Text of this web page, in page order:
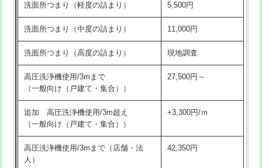
モルタル補修（厚さ10㎝超え） 38,500円
洗面台設置 38,500円
バスタブ設置 現場見積
追加人工 16,500円
廃棄・処分
※給水管工事は20mmまでの価格です。
持込商品取付（混合水栓） 16,500円
持込商品取付（浄水器・分岐水栓） 16,500円
給水管工事※（ホール加工) 16,500円
給水管工事※（バンド止め)
給水管工事※（支持金具設置) 5,500円
給水管工事※（保温材使用（バンド止
め込み）)
5,500円
洗面所つまり（軽度の詰まり） 5,500円
洗面所つまり（中度の詰まり） 11,000円
洗面所つまり（高度の詰まり） 現地調査
高圧洗浄機使用/3mまで
（一般向け（戸建て・集合））
27,500円～
追加 高圧洗浄機使用/3m超え
（一般向け（戸建て・集合））
+3,300円/ｍ
高圧洗浄機使用/3mまで（店舗・法
人）
42,350円